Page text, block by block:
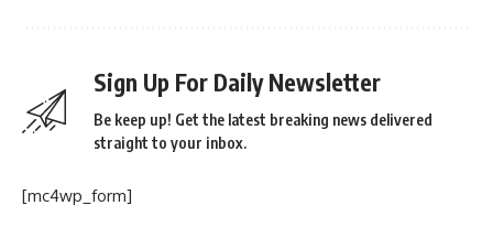
Sign Up For Daily Newsletter
Be keep up! Get the latest breaking news delivered
straight to your inbox.
[mc4wp_form]